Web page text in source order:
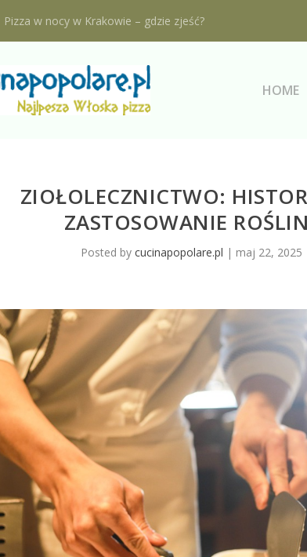
Pizza w nocy w Krakowie – gdzie zjeść?
HOME
ZIOŁOLECZNICTWO:
ZASTOSOWANIE
Posted by cucinapopolare.pl | maj 22, 2025